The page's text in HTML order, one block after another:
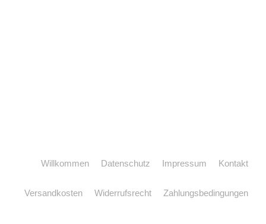
Willkommen Datenschutz Impressum Kontakt
Versandkosten Widerrufsrecht Zahlungsbedingungen